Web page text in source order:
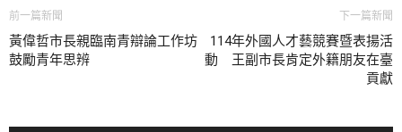
前一篇新聞
黃偉哲市長親臨南青辯論工作坊
鼓勵青年思辨
下一篇新聞
114年外國人才藝競賽暨表揚活
動 王副市長肯定外籍朋友在臺
貢獻